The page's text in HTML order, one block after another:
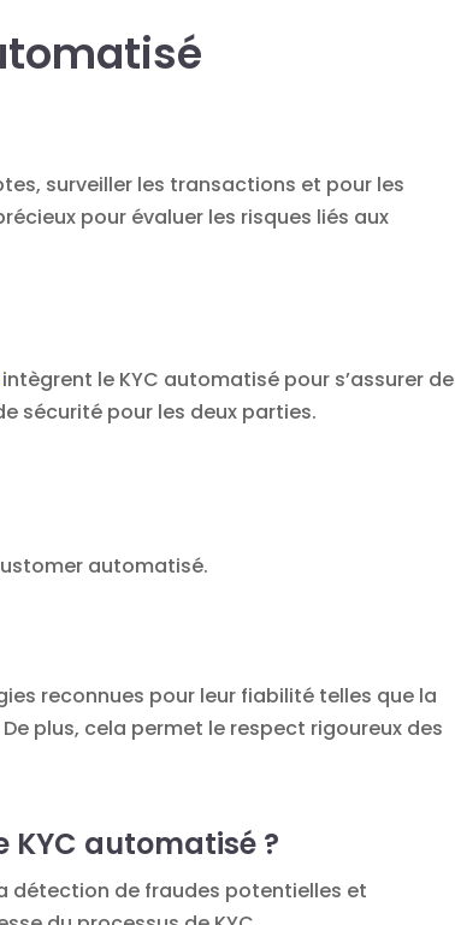
surveiller les transactions et pour les
pour évaluer les risques liés aux
intègrent le KYC automatisé pour s’assurer de
sécurité pour les deux parties.
automatisé.
reconnues pour leur fiabilité telles que la
plus, cela permet le respect rigoureux des
KYC automatisé ?
détection de fraudes potentielles et